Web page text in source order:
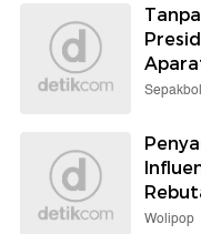
Wolipop